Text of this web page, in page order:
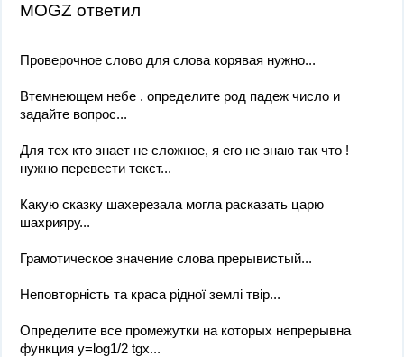
MOGZ ответил
Проверочное слово для слова корявая нужно...
Втемнеющем небе . определите род падеж число и
задайте вопрос...
Для тех кто знает не сложное, я его не знаю так что !
нужно перевести текст...
Какую сказку шахерезала могла расказать царю
шахрияру...
Грамотическое значение слова прерывистый...
Неповторність та краса рідної землі твір...
Определите все промежутки на которых непрерывна
функция y=log1/2 tgx...